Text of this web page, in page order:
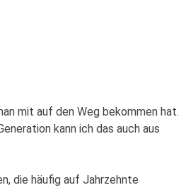
mit auf den Weg bekommen hat.
kann ich das auch aus
die häufig auf Jahrzehnte